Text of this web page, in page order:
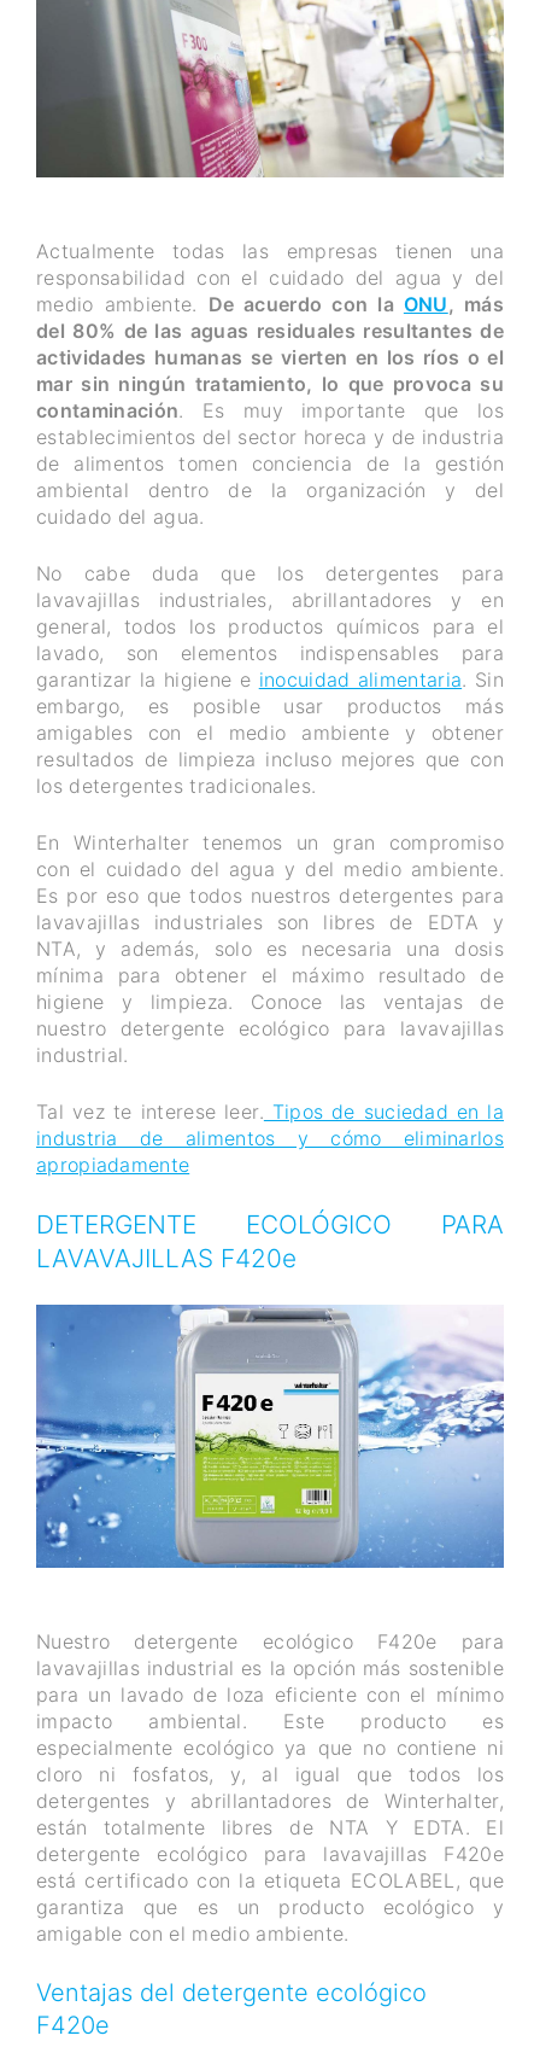
Actualmente todas las empresas tienen una
responsabilidad con el cuidado del agua y del
medio ambiente. De acuerdo con la ONU, más
del 80% de las aguas residuales resultantes de
actividades humanas se vierten en los ríos o el
mar sin ningún tratamiento, lo que provoca su
contaminación. Es muy importante que los
establecimientos del sector horeca y de industria
de alimentos tomen conciencia de la gestión
ambiental dentro de la organización y del
cuidado del agua.
No cabe duda que los detergentes para
lavavajillas industriales, abrillantadores y en
general, todos los productos químicos para el
lavado, son elementos indispensables para
garantizar la higiene e inocuidad alimentaria. Sin
embargo, es posible usar productos más
amigables con el medio ambiente y obtener
resultados de limpieza incluso mejores que con
los detergentes tradicionales.
En Winterhalter tenemos un gran compromiso
con el cuidado del agua y del medio ambiente.
Es por eso que todos nuestros detergentes para
lavavajillas industriales son libres de EDTA y
NTA, y además, solo es necesaria una dosis
mínima para obtener el máximo resultado de
higiene y limpieza. Conoce las ventajas de
nuestro detergente ecológico para lavavajillas
industrial.
Tal vez te interese leer. Tipos de suciedad en la
industria de alimentos y cómo eliminarlos
apropiadamente
DETERGENTE ECOLÓGICO PARA
LAVAVAJILLAS F420e
Nuestro detergente ecológico F420e para
lavavajillas industrial es la opción más sostenible
para un lavado de loza eficiente con el mínimo
impacto ambiental. Este producto es
especialmente ecológico ya que no contiene ni
cloro ni fosfatos, y, al igual que todos los
detergentes y abrillantadores de Winterhalter,
están totalmente libres de NTA Y EDTA. El
detergente ecológico para lavavajillas F420e
está certificado con la etiqueta ECOLABEL, que
garantiza que es un producto ecológico y
amigable con el medio ambiente.
Ventajas del detergente ecológico
F420e